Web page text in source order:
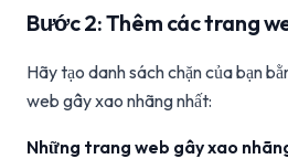
Bước 2: Thêm các trang
Hãy tạo danh sách chặn của bạn
web gây xao nhãng nhất:
Những trang web gây xao